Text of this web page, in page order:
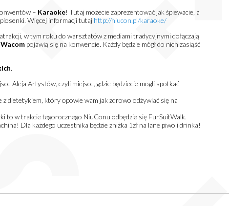
– Karaoke! Tutaj możecie zaprezentować jak śpiewacie, a
Więcej informacji tutaj http://niucon.pl/karaoke/
w tym roku do warsztatów z mediami tradycyjnymi dołączają
Wacom pojawią się na konwencie. Każdy będzie mógł do nich zasiąść
.
Aleja Artystów, czyli miejsce, gdzie będziecie mogli spotkać
dietetykiem, który opowie wam jak zdrowo odżywiać się na
to w trakcie tegorocznego NiuConu odbędzie się FurSuitWalk.
Dla każdego uczestnika będzie zniżka 1zł na lane piwo i drinka!